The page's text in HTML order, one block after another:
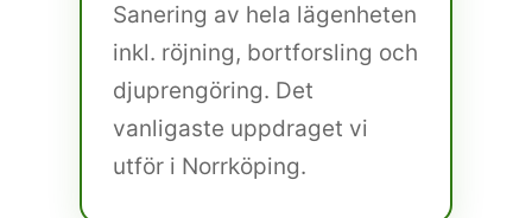
Sanering av hela lägenheten
inkl. röjning, bortforsling och
djuprengöring. Det
vanligaste uppdraget vi
utför i Norrköping.